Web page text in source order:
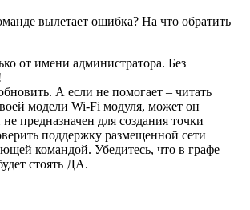
вылетает ошибка? На что обратить
от имени администратора. Без
А если не помогает – читать
модели Wi-Fi модуля, может он
предназначен для создания точки
поддержку размещенной сети
командой. Убедитесь, что в графе
стоять ДА.